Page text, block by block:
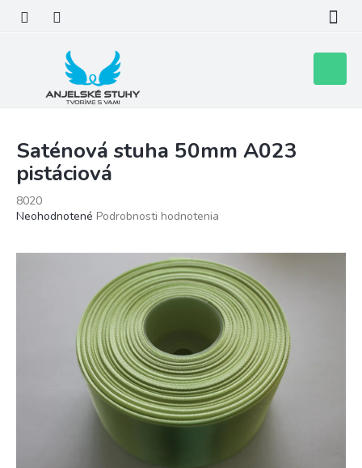
obsah
košík
Saténová stuha 50mm A023
pistáciová
8020
Priemerné
Neohodnotené Podrobnosti hodnotenia